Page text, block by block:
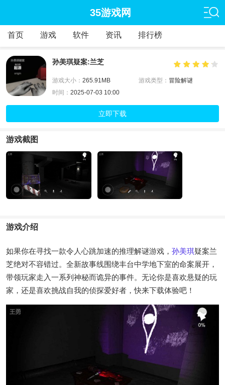
35游戏网
首页 游戏 软件 资讯 排行榜
孙美琪疑案:兰芝
游戏大小： 265.91MB 游戏类型： 冒险解谜
时间： 2025-07-03 10:00
立即下载
游戏截图
游戏介绍
如果你在寻找一款令人心跳加速的推理解谜游戏， 孙美琪疑案兰
芝绝对不容错过。全新故事线围绕丰台中学地下室的命案展开，
带领玩家走入一系列神秘而诡异的事件。无论你是喜欢悬疑的玩
家，还是喜欢挑战自我的侦探爱好者，快来下载体验吧！